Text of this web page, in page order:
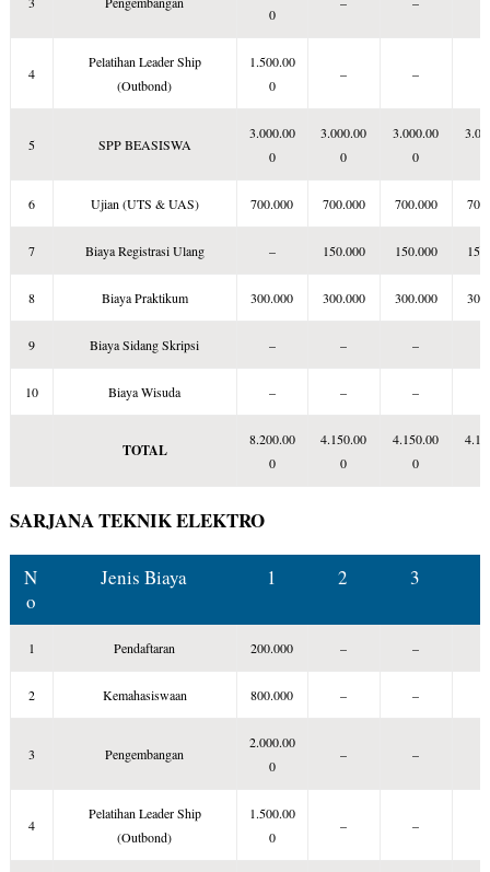
0
4
Pelatihan Leader Ship
(Outbond)
1.500.00
0
– –
5 SPP BEASISWA
3.000.00
0
3.000.00
0
3.000.00
0
6 Ujian (UTS & UAS) 700.000 700.000 700.000
7 Biaya Registrasi Ulang – 150.000 150.000
8 Biaya Praktikum 300.000 300.000 300.000
9 Biaya Sidang Skripsi – – –
10 Biaya Wisuda – – –
TOTAL
8.200.00
0
4.150.00
0
4.150.00
0
SARJANA TEKNIK ELEKTRO
N
o
Jenis Biaya 1 2 3
1 Pendaftaran 200.000 – –
2 Kemahasiswaan 800.000 – –
3 Pengembangan
2.000.00
0
– –
4
Pelatihan Leader Ship
(Outbond)
1.500.00
0
– –